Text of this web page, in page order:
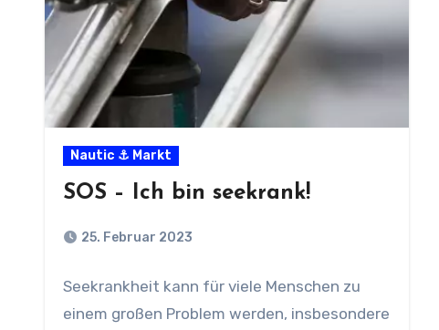
Nautic ⚓ Markt
SOS – Ich bin seekrank!
25. Februar 2023
Seekrankheit kann für viele Menschen zu
einem großen Problem werden, insbesondere